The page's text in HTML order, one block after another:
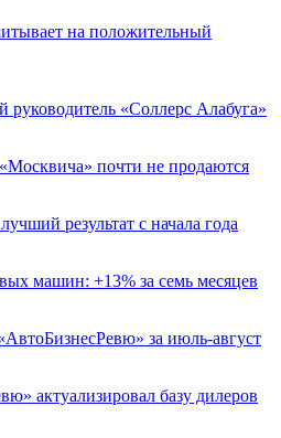
на положительный
руководитель «Соллерс Алабуга»
почти не продаются
результат с начала года
машин: +13% за семь месяцев
за июль-август
актуализировал базу дилеров